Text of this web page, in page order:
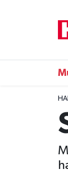
Magazin
Muğla
Muğla
Tüm